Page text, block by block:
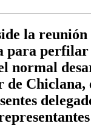
la reunión
para perfilar
normal
de Chiclana,